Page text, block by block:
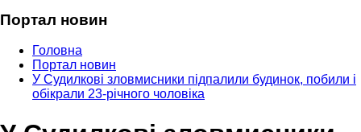
Портал новин
Головна
Портал новин
У Судилкові зловмисники підпалили будинок, побили і
обікрали 23-річного чоловіка